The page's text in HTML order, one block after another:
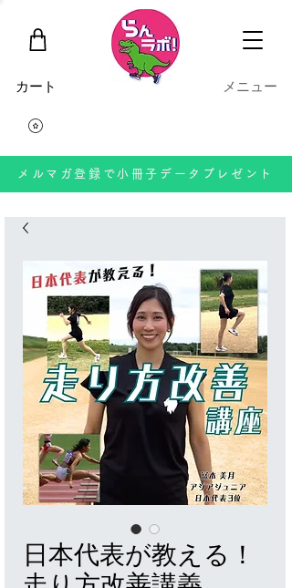
​カート ​メニュー
メルマガ登録で小冊子データプレゼント
日本代表が教える！